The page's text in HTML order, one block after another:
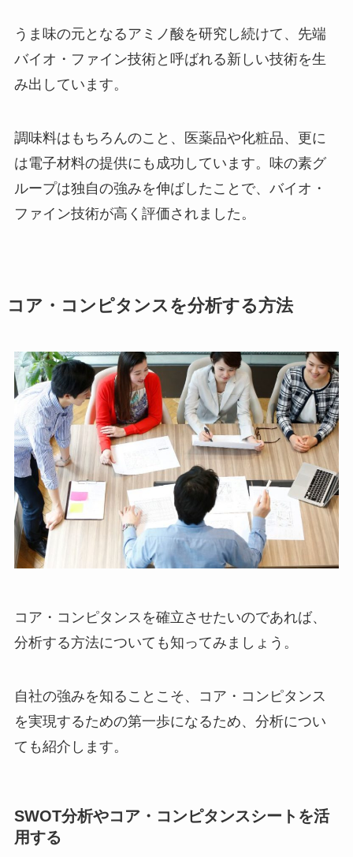
うま味の元となるアミノ酸を研究し続けて、先端
バイオ・ファイン技術と呼ばれる新しい技術を生
み出しています。
調味料はもちろんのこと、医薬品や化粧品、更に
は電子材料の提供にも成功しています。味の素グ
ループは独自の強みを伸ばしたことで、バイオ・
ファイン技術が高く評価されました。
コア・コンピタンスを分析する方法
コア・コンピタンスを確立させたいのであれば、
分析する方法についても知ってみましょう。
自社の強みを知ることこそ、コア・コンピタンス
を実現するための第一歩になるため、分析につい
ても紹介します。
SWOT分析やコア・コンピタンスシートを活
用する